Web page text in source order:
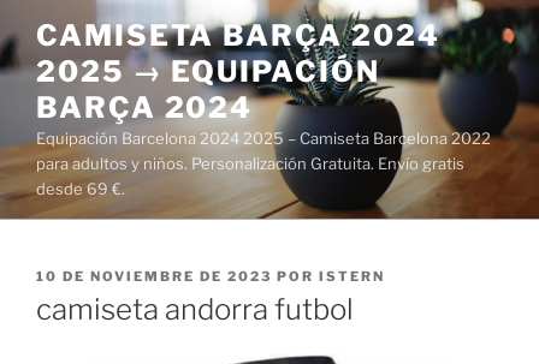
al
contenido
CAMISETA BARÇA 2024
2025 → EQUIPACIÓN
BARÇA 2024
Equipación Barcelona 2024 2025 – Camiseta Barcelona 2022
para adultos y niños. Personalización Gratuita. Envío gratis
desde 69 €.
PUBLICADO
10 DE NOVIEMBRE DE 2023 POR ISTERN
camiseta andorra futbol